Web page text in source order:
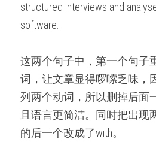
structured interviews and
software.
这两个句子中，第一个句子
词，让文章显得啰嗦乏味，
列两个动词，所以删掉后面
且语言更简洁。同时把出现
的后一个改成了with。